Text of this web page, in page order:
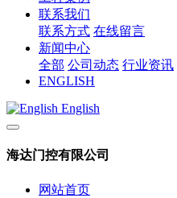
联系我们
联系方式 在线留言
新闻中心
全部 公司动态 行业资讯
ENGLISH
English
海达门控有限公司
网站首页